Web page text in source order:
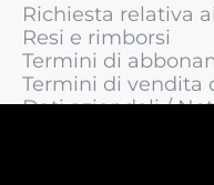
Richiesta relativa
Resi e rimborsi
Termini di
Termini di vendita
Dati aziendali /